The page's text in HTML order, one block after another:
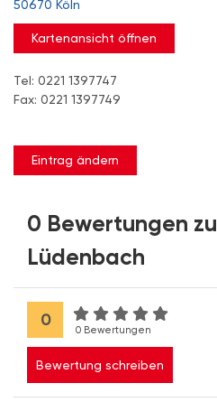
50670 Köln
Kartenansicht öffnen
Tel: 0221 1397747
Fax: 0221 1397749
Eintrag ändern
0 Bewertungen
Lüdenbach
0
0 Bewertungen
Bewertung schreiben